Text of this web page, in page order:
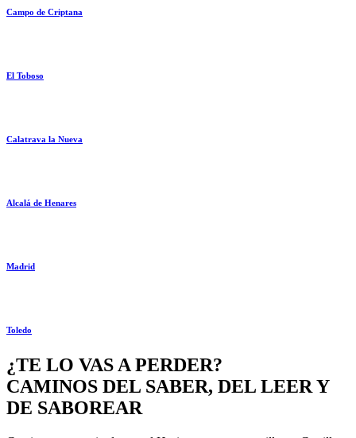
Campo de Criptana
El Toboso
Calatrava la Nueva
Alcalá de Henares
Madrid
Toledo
¿TE LO VAS A PERDER?
CAMINOS DEL SABER, DEL LEER Y
DE SABOREAR